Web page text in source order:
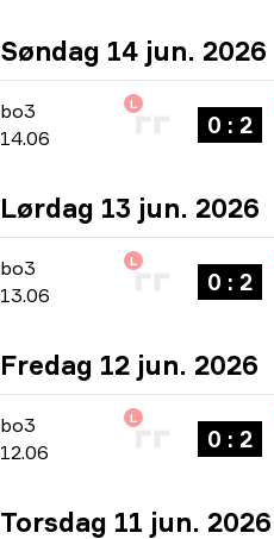
Søndag 14 jun. 2026
bo3
bo3
14.06
L
0 : 2
Lørdag 13 jun. 2026
bo3
bo3
13.06
L
0 : 2
Fredag 12 jun. 2026
bo3
bo3
12.06
L
0 : 2
Torsdag 11 jun. 2026